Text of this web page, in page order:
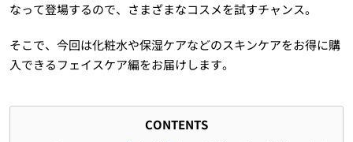
なって登場するので、さまざまなコスメを試すチャンス。
そこで、今回は化粧水や保湿ケアなどのスキンケアをお得に購
入できるフェイスケア編をお届けします。
CONTENTS